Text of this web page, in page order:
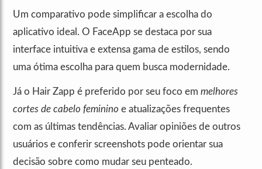
Um comparativo pode simplificar a escolha do
aplicativo ideal. O FaceApp se destaca por sua
interface intuitiva e extensa gama de estilos, sendo
uma ótima escolha para quem busca modernidade.
Já o Hair Zapp é preferido por seu foco em melhores
cortes de cabelo feminino e atualizações frequentes
com as últimas tendências. Avaliar opiniões de outros
usuários e conferir screenshots pode orientar sua
decisão sobre como mudar seu penteado.